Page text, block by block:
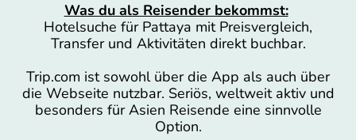
Was du als Reisender bekommst:
Hotelsuche für Pattaya mit Preisvergleich,
Transfer und Aktivitäten direkt buchbar.
Trip.com ist sowohl über die App als auch über
die Webseite nutzbar. Seriös, weltweit aktiv und
besonders für Asien Reisende eine sinnvolle
Option.